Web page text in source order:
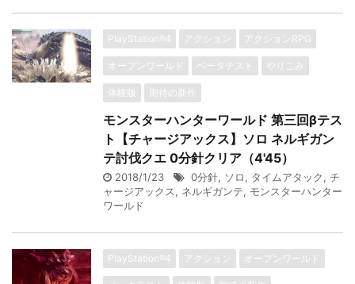
PlayStation®4 アクション アクションRPG
オープンワールド ベータテスト やりこみ
体験版 期待の新作
モンスターハンターワールド 第三回βテス
ト【チャージアックス】ソロ ネルギガン
テ討伐クエ 0分針クリア（4'45）
2018/1/23 0分針, ソロ, タイムアタック, チ
ャージアックス, ネルギガンテ, モンスターハンター
ワールド
PlayStation®4 アクション オープンワールド